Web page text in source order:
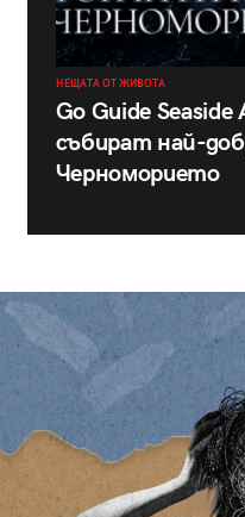
НЕЩАТА ОТ ЖИВОТА
Go Guide
събират най-
Черноморието